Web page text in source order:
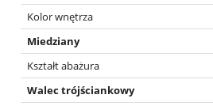
Kolor wnętrza
Miedziany
Kształt abażura
Walec trójściankowy